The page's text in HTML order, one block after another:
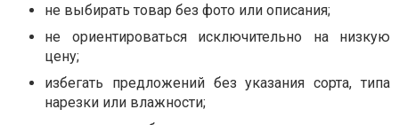
не выбирать товар без фото или описания;
не ориентироваться исключительно на низкую
цену;
избегать предложений без указания сорта, типа
нарезки или влажности;